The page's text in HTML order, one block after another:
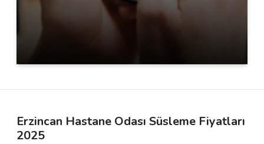
Erzincan Hastane Odası Süsleme Fiyatları
2025